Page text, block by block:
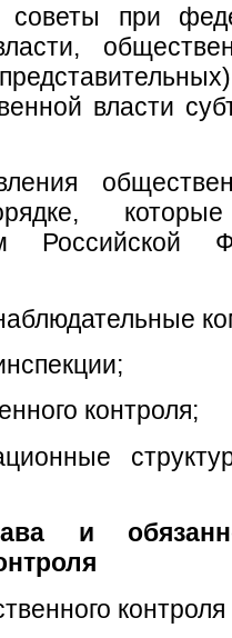
при
власти
которые
Российской
контроля;
и
контроля